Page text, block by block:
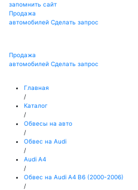
запомнить сайт
Продажа
автомобилей Сделать запрос
Продажа
автомобилей Сделать запрос
Главная
/
Каталог
/
Обвесы на авто
/
Обвес на Audi
/
Audi A4
/
Обвес на Audi A4 B6 (2000-2006)
/